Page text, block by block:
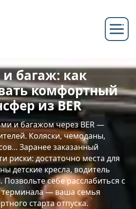
багаж: как
комфортный
из BER
и багажом через BER —
Коляски, чемоданы,
Заранее заказанный
риски: достаточно места для
детские кресла, водитель
себе расслабиться с
— ваша семья
старта отпуска.